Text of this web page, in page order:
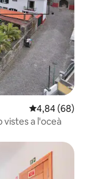
4,84 de
4,84 (68)
vistes a l'oceà